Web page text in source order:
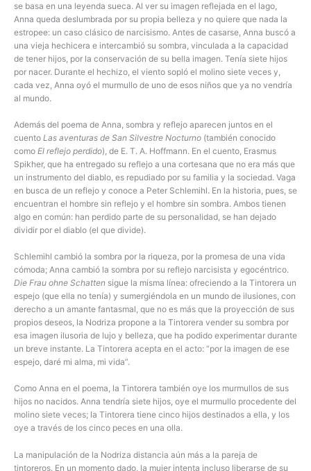
se basa en una leyenda sueca. Al ver su imagen reflejada en el lago,
Anna queda deslumbrada por su propia belleza y no quiere que nada la
estropee: un caso clásico de narcisismo. Antes de casarse, Anna buscó a
una vieja hechicera e intercambió su sombra, vinculada a la capacidad
de tener hijos, por la conservación de su bella imagen. Tenía siete hijos
por nacer. Durante el hechizo, el viento sopló el molino siete veces y,
cada vez, Anna oyó el murmullo de uno de esos niños que ya no vendría
al mundo.
Además del poema de Anna, sombra y reflejo aparecen juntos en el
cuento Las aventuras de San Silvestre Nocturno (también conocido
como El reflejo perdido), de E. T. A. Hoffmann. En el cuento, Erasmus
Spikher, que ha entregado su reflejo a una cortesana que no era más que
un instrumento del diablo, es repudiado por su familia y la sociedad. Vaga
en busca de un reflejo y conoce a Peter Schlemihl. En la historia, pues, se
encuentran el hombre sin reflejo y el hombre sin sombra. Ambos tienen
algo en común: han perdido parte de su personalidad, se han dejado
dividir por el diablo (el que divide).
Schlemihl cambió la sombra por la riqueza, por la promesa de una vida
cómoda; Anna cambió la sombra por su reflejo narcisista y egocéntrico.
Die Frau ohne Schatten sigue la misma línea: ofreciendo a la Tintorera un
espejo (que ella no tenía) y sumergiéndola en un mundo de ilusiones, con
derecho a un amante fantasmal, que no es más que la proyección de sus
propios deseos, la Nodriza propone a la Tintorera vender su sombra por
esa imagen ilusoria de lujo y belleza, que ha podido experimentar durante
un breve instante. La Tintorera acepta en el acto: “por la imagen de ese
espejo, daré mi alma, mi vida”.
Como Anna en el poema, la Tintorera también oye los murmullos de sus
hijos no nacidos. Anna tendría siete hijos, oye el murmullo procedente del
molino siete veces; la Tintorera tiene cinco hijos destinados a ella, y los
oye a través de los cinco peces en una olla.
La manipulación de la Nodriza distancia aún más a la pareja de
tintoreros. En un momento dado, la mujer intenta incluso liberarse de su